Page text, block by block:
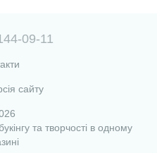
09-11
сайту
та творчості в одному